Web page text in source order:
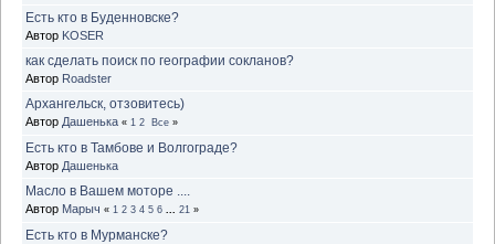
Есть кто в Буденновске?
Автор KOSER
как сделать поиск по географии сокланов?
Автор Roadster
Архангельск, отзовитесь)
Автор Дашенька « 1 2 Все »
Есть кто в Тамбове и Волгограде?
Автор Дашенька
Масло в Вашем моторе ....
Автор Марыч « 1 2 3 4 5 6 21 »
Есть кто в Мурманске?